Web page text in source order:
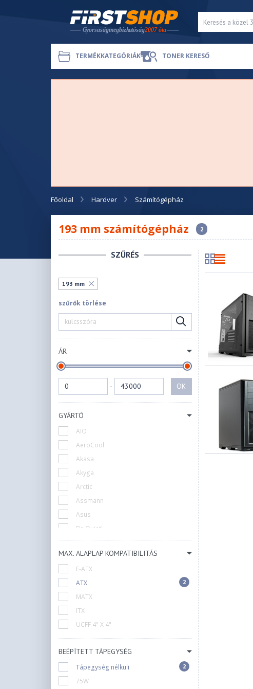
TERMÉKKATEGÓRIÁK TONER KERESŐ
Főoldal Hardver Számítógépház
193 mm számítógépház 2
SZŰRÉS
193 mm
szűrők törlése
ÁR
- OK
GYÁRTÓ
AIO
AeroCool
Akasa
Akyga
Arctic
Assmann
Asus
Be Quiet!
Chieftec
Cooler Master
Corsair
Cougar
DeepCool
Endorfy
Everest
FSP
Formula
Fractal Design
G.Skill
MAX. ALAPLAP KOMPATIBILITÁS
E-ATX
ATX
2
MATX
ITX
UCFF 4" X 4"
BEÉPÍTETT TÁPEGYSÉG
Tápegység nélküli 2
75W